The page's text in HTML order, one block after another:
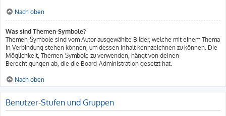
Nach oben
Was sind Themen-Symbole?
Themen-Symbole sind vom Autor ausgewählte Bilder, welche mit einem Thema
in Verbindung stehen können, um dessen Inhalt kennzeichnen zu können. Die
Möglichkeit, Themen-Symbole zu verwenden, hängt von deinen
Berechtigungen ab, die die Board-Administration gesetzt hat.
Nach oben
Benutzer-Stufen und Gruppen